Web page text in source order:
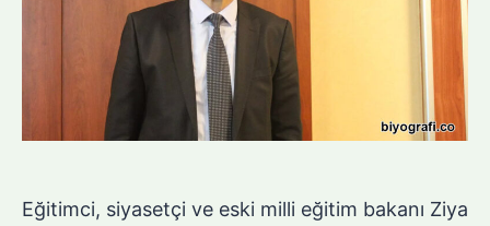
Eğitimci, siyasetçi ve eski milli eğitim bakanı Ziya